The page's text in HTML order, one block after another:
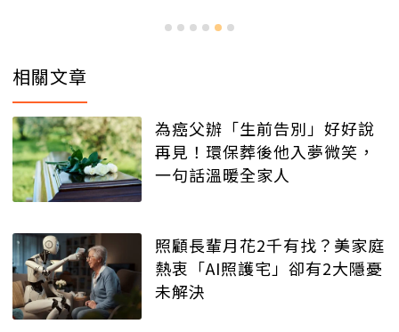
相關文章
為癌父辦「生前告別」好好說
再見！環保葬後他入夢微笑，
一句話溫暖全家人
照顧長輩月花2千有找？美家庭
熱衷「AI照護宅」卻有2大隱憂
未解決